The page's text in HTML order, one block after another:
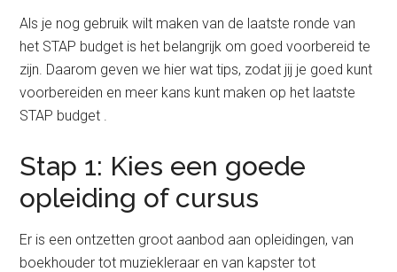
Als je nog gebruik wilt maken van de laatste ronde van
het STAP budget is het belangrijk om goed voorbereid te
zijn. Daarom geven we hier wat tips, zodat jij je goed kunt
voorbereiden en meer kans kunt maken op het laatste
STAP budget .
Stap 1: Kies een goede
opleiding of cursus
Er is een ontzetten groot aanbod aan opleidingen, van
boekhouder tot muziekleraar en van kapster tot